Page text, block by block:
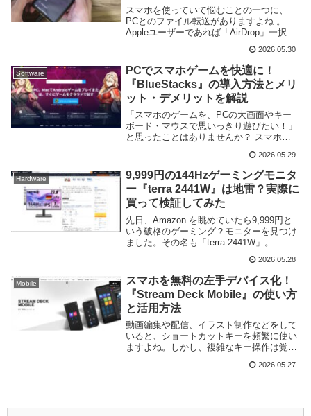
スマホを使っていて悩むことの一つに、
PCとのファイル転送がありますよね 。
Appleユーザーであれば「AirDrop」一択で
元が異なることもあり、「絶対にコレ！」
と言い切れる標準の方法があ...
2026.05.30
Software
PCでスマホゲームを快適に！
『BlueStacks』の導入方法とメリ
ット・デメリットを解説
「スマホのゲームを、PCの大画面やキー
ボード・マウスで思いっきり遊びたい！」
と思ったことはありませんか？ スマホの
隠れてしまったり、細かい操作が難しかっ
たりしますよね 。 そんな時に大活躍する
のが、An...
2026.05.29
Hardware
9,999円の144Hzゲーミングモニタ
ー『terra 2441W』は地雷？実際に
買って検証してみた
先日、Amazon を眺めていたら9,999円と
いう破格のゲーミング？モニターを見つけ
ました。その名も「terra 2441W」。
ニター 144Hz HDMI/VGA 最長 5年...2026.05.28
Mobile
スマホを無料の左手デバイス化！
『Stream Deck Mobile』の使い方
と活用方法
動画編集や配信、イラスト制作などをして
いると、ショートカットキーを頻繁に使い
ますよね。しかし、複雑なキー操作は覚え
ります。そんな時に便利なのが「左手デバ
2026.05.27